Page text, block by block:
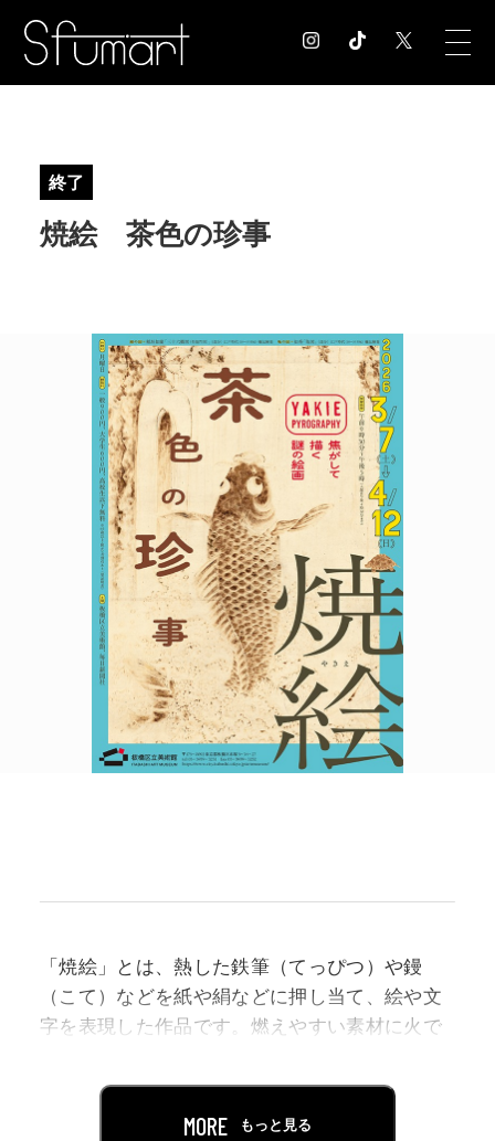
EXHIBITION
NEWS お知らせ
CONTACT お問合せ
POLICY COMPANY
終了
焼絵 茶色の珍事
「焼絵」とは、熱した鉄筆（てっぴつ）や鏝
（こて）などを紙や絹などに押し当て、絵や文
字を表現した作品です。燃えやすい素材に火で
かし、本展でご紹介する作品は、水墨画さなが
らに線描から点描、濃淡といった表現が巧みに
MORE もっと見る